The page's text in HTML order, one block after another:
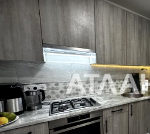
індивідуальне опалення та тепла
комфорт у будь-який сезон. ЖК
закритий, безпечний комплекс з
охорона, відеоспостереження,
компанія, супермаркети (Фора,
та стоматологічні клініки, спортклуб
спортивні майданчики, кафе,
дитсадки, ательє та хімчистка.
комфортного проживання або як
придбання в кредит за програмою
об'єкта: k54`392103`24. АН "Атланта".
світлин за посиланням:
https://www.atlanta.ua/kiev/object/